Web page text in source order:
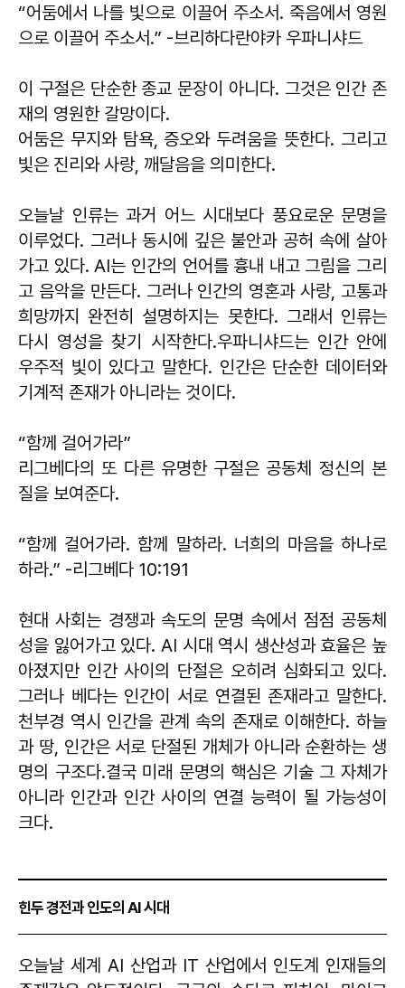
“어둠에서 나를 빛으로 이끌어 주소서. 죽음에서 영원
으로 이끌어 주소서.” -브리하다란야카 우파니샤드
이 구절은 단순한 종교 문장이 아니다. 그것은 인간 존
재의 영원한 갈망이다.
어둠은 무지와 탐욕, 증오와 두려움을 뜻한다. 그리고
빛은 진리와 사랑, 깨달음을 의미한다.
오늘날 인류는 과거 어느 시대보다 풍요로운 문명을
이루었다. 그러나 동시에 깊은 불안과 공허 속에 살아
가고 있다. AI는 인간의 언어를 흉내 내고 그림을 그리
고 음악을 만든다. 그러나 인간의 영혼과 사랑, 고통과
희망까지 완전히 설명하지는 못한다. 그래서 인류는
다시 영성을 찾기 시작한다.우파니샤드는 인간 안에
우주적 빛이 있다고 말한다. 인간은 단순한 데이터와
기계적 존재가 아니라는 것이다.
“함께 걸어가라”
리그베다의 또 다른 유명한 구절은 공동체 정신의 본
질을 보여준다.
“함께 걸어가라. 함께 말하라. 너희의 마음을 하나로
하라.” -리그베다 10:191
현대 사회는 경쟁과 속도의 문명 속에서 점점 공동체
성을 잃어가고 있다. AI 시대 역시 생산성과 효율은 높
아졌지만 인간 사이의 단절은 오히려 심화되고 있다.
그러나 베다는 인간이 서로 연결된 존재라고 말한다.
천부경 역시 인간을 관계 속의 존재로 이해한다. 하늘
과 땅, 인간은 서로 단절된 개체가 아니라 순환하는 생
명의 구조다.결국 미래 문명의 핵심은 기술 그 자체가
아니라 인간과 인간 사이의 연결 능력이 될 가능성이
크다.
힌두 경전과 인도의 AI 시대
오늘날 세계 AI 산업과 IT 산업에서 인도계 인재들의